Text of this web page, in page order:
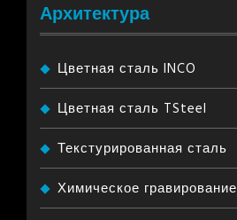
Архитектура
Цветная сталь INCO
Цветная сталь TSteel
Текстурированная сталь
Химическое гравирование